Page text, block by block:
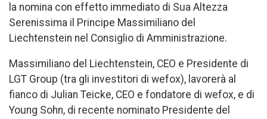
la nomina con effetto immediato di Sua Altezza
Serenissima il Principe Massimiliano del
Liechtenstein nel Consiglio di Amministrazione.
Massimiliano del Liechtenstein, CEO e Presidente di
LGT Group (tra gli investitori di wefox), lavorerà al
fianco di Julian Teicke, CEO e fondatore di wefox, e di
Young Sohn, di recente nominato Presidente del